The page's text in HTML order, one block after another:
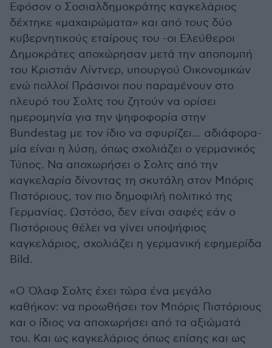
Εφόσον ο Σοσιαλδημοκράτης καγκελάριος
δέχτηκε «μαχαιρώματα» και από τους δύο
κυβερνητικούς εταίρους του -οι Ελεύθεροι
Δημοκράτες αποχώρησαν μετά την αποπομπή
του Κριστιάν Λίντνερ, υπουργού Οικονομικών
ενώ πολλοί Πράσινοι που παραμένουν στο
πλευρό του Σολτς του ζητούν να ορίσει
ημερομηνία για την ψηφοφορία στην
Bundestag με τον ίδιο να σφυρίζει... αδιάφορα-
μία είναι η λύση, όπως σχολιάζει ο γερμανικός
Τύπος. Να αποχωρήσει ο Σολτς από την
καγκελαρία δίνοντας τη σκυτάλη στον Μπόρις
Πιστόριους, τον πιο δημοφιλή πολιτικό της
Γερμανίας. Ωστόσο, δεν είναι σαφές εάν ο
Πιστόριους θέλει να γίνει υποψήφιος
καγκελάριος, σχολιάζει η γερμανική εφημερίδα
Bild.
«Ο Όλαφ Σολτς έχει τώρα ένα μεγάλο
καθήκον: να προωθήσει τον Μπόρις Πιστόριους
και ο ίδιος να αποχωρήσει από τα αξιώματά
του. Και ως καγκελάριος όπως επίσης και ως